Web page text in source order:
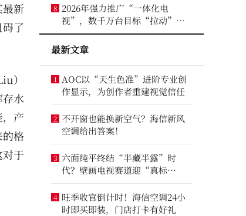
新
了
）
水
产
格
于
8 2026年强力推广“一体化电
视”，数千万台目标“拉动”彩
电业？
最新文章
1
AOC以“天生色准”进阶专业创
作显示，为创作者重建视觉信任
2 不开窗也能换新空气？海信新风
空调给出答案！
3 六面纯平终结“半藏半露”时
代？壁画电视赛道迎“真标
准”之争
4 旺季收官倒计时！海信空调24小
时即买即装，门店打卡有好礼